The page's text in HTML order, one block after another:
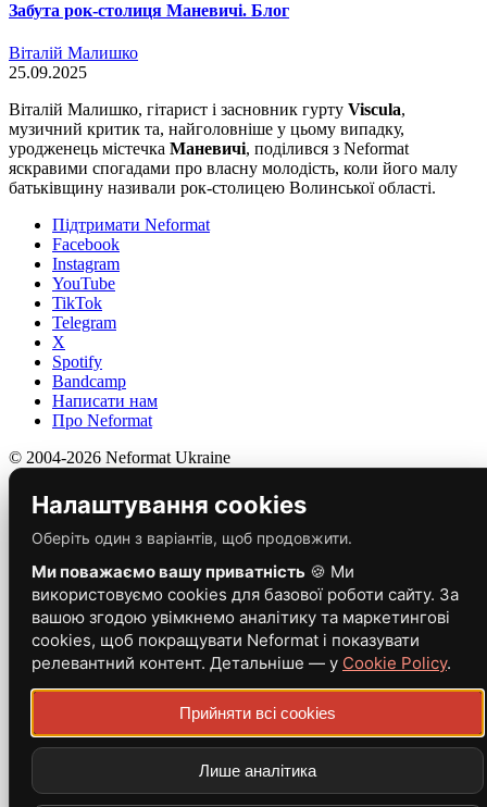
Забута рок-столиця Маневичі. Блог
Віталій Малишко
25.09.2025
Віталій Малишко, гітарист і засновник гурту Viscula,
музичний критик та, найголовніше у цьому випадку,
уродженець містечка Маневичі, поділився з Neformat
яскравими спогадами про власну молодість, коли його малу
батьківщину називали рок-столицею Волинської області.
Підтримати Neformat
Facebook
Instagram
YouTube
TikTok
Telegram
X
Spotify
Bandcamp
Написати нам
Про Neformat
© 2004-2026 Neformat Ukraine
Налаштування cookies
Оберіть один з варіантів, щоб продовжити.
Ми поважаємо вашу приватність 🍪 Ми
використовуємо cookies для базової роботи сайту. За
вашою згодою увімкнемо аналітику та маркетингові
cookies, щоб покращувати Neformat і показувати
релевантний контент. Детальніше — у Cookie Policy.
Прийняти всі cookies
Лише аналітика